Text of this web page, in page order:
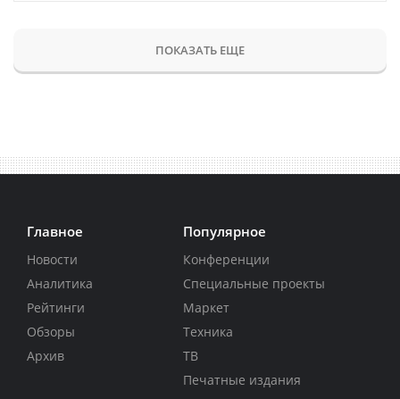
ПОКАЗАТЬ ЕЩЕ
Главное
Новости
Аналитика
Рейтинги
Обзоры
Архив
Популярное
Конференции
Специальные проекты
Маркет
Техника
ТВ
Печатные издания